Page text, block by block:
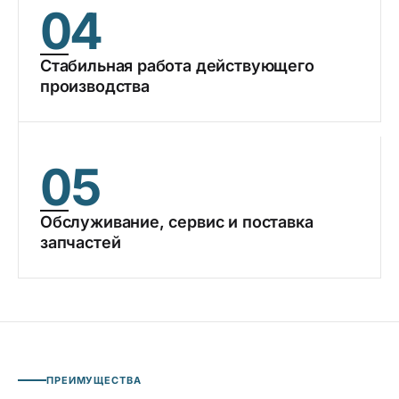
04
Стабильная работа действующего
производства
05
Обслуживание, сервис и поставка
запчастей
ПРЕИМУЩЕСТВА